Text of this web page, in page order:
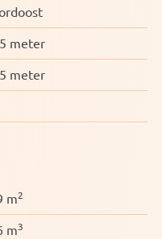
meter
meter
m2
m3